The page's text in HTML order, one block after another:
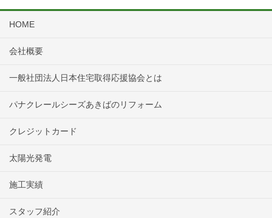
HOME
会社概要
一般社団法人日本住宅取得応援協会とは
パナクレールシーズあきばのリフォーム
クレジットカード
太陽光発電
施工実績
スタッフ紹介